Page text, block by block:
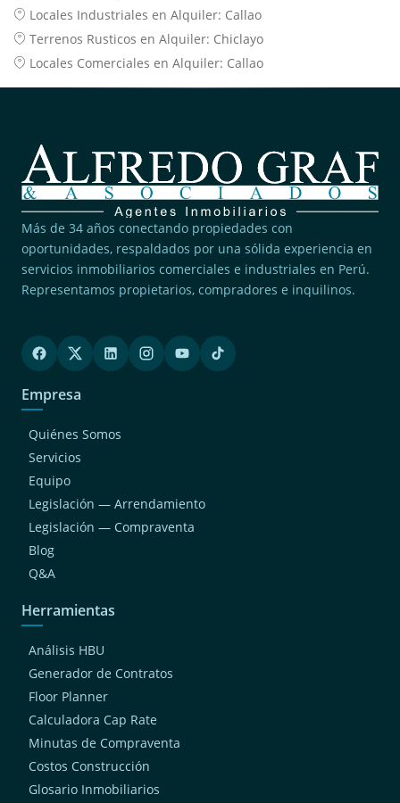
Locales Industriales en Alquiler: Callao
Terrenos Rusticos en Alquiler: Chiclayo
Locales Comerciales en Alquiler: Callao
Más de 34 años conectando propiedades con
oportunidades, respaldados por una sólida experiencia en
servicios inmobiliarios comerciales e industriales en Perú.
Representamos propietarios, compradores e inquilinos.
Empresa
Quiénes Somos
Servicios
Equipo
Legislación — Arrendamiento
Legislación — Compraventa
Blog
Q&A
Herramientas
Análisis HBU
Generador de Contratos
Floor Planner
Calculadora Cap Rate
Minutas de Compraventa
Costos Construcción
Glosario Inmobiliarios